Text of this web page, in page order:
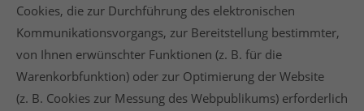
Cookies, die zur Durchführung des elektronischen
Kommunikationsvorgangs, zur Bereitstellung bestimmter,
von Ihnen erwünschter Funktionen (z. B. für die
Warenkorbfunktion) oder zur Optimierung der Website
(z. B. Cookies zur Messung des Webpublikums) erforderlich